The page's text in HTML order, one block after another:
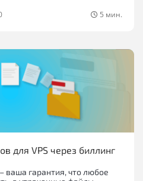
5 мин.
для VPS через биллинг
ваша гарантия, что любое